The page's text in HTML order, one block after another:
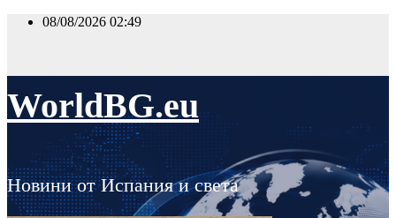
Skip
08/08/2026 02:49
WorldBG.eu
Новини от Испания и света